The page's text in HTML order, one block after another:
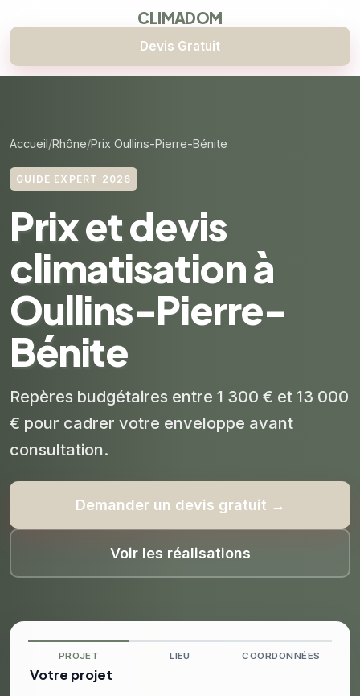
CLIMADOM
Devis Gratuit
Accueil Rhône Prix Oullins-Pierre-Bénite
GUIDE EXPERT 2026
Prix et devis
climatisation à
Oullins-Pierre-
Bénite
Repères budgétaires entre 1 300 € et 13 000
€ pour cadrer votre enveloppe avant
consultation.
Demander un devis gratuit →
Voir les réalisations
PROJET LIEU COORDONNÉES
Votre projet